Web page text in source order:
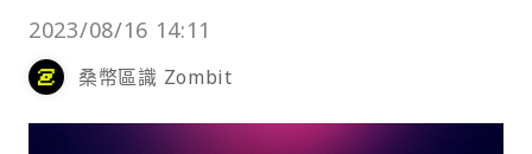
2023/08/16 14:11
桑幣區識 Zombit